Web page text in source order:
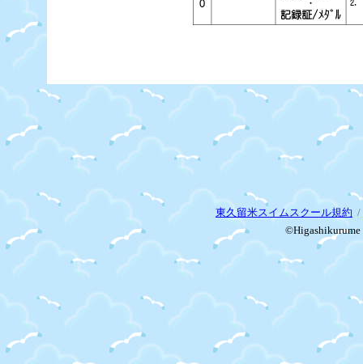
東久留米スイムスクール規約 /
©Higashikurume